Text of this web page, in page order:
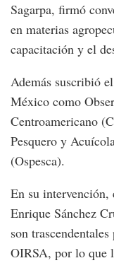
Sagarpa, firmó
en materias
capacitación y el
Además suscribió
México como
Centroamericano
Pesquero y
(Ospesca).
En su intervención,
Enrique Sánchez
son
OIRSA, por lo que